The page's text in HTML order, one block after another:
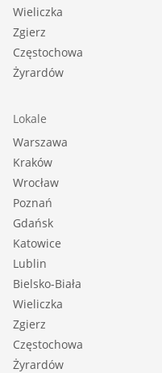
Wieliczka
Zgierz
Częstochowa
Żyrardów
Lokale
Warszawa
Kraków
Wrocław
Poznań
Gdańsk
Katowice
Lublin
Bielsko-Biała
Wieliczka
Zgierz
Częstochowa
Żyrardów